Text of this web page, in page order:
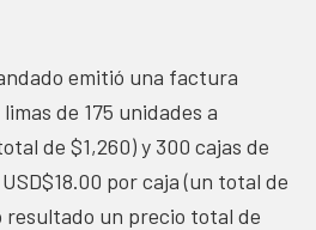
emitió una factura
de 175 unidades a
de $1,260) y 300 cajas de
por caja (un total de
resultado un precio total de